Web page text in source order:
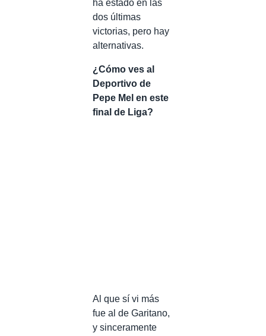
ha estado en las
dos últimas
victorias, pero hay
alternativas.
¿Cómo ves al
Deportivo de
Pepe Mel en este
final de Liga?
Al que sí vi más
fue al de Garitano,
y sinceramente